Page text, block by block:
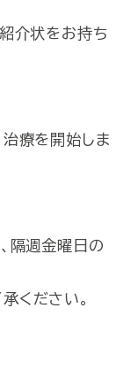
介状をお持ち
療を開始しま
隔週金曜日の
ください。